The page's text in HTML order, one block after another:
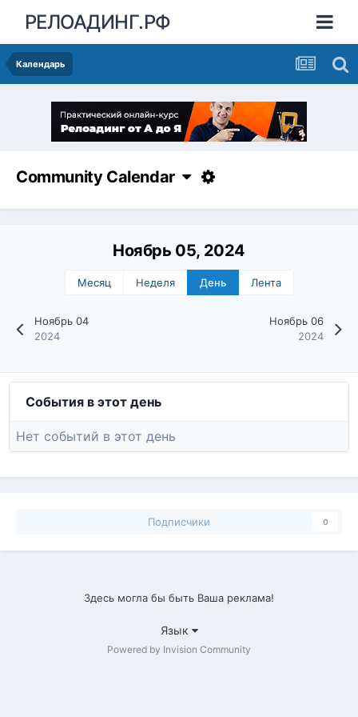
РЕЛОАДИНГ.РФ
Календарь
Community Calendar
Ноябрь 04
2024
Ноябрь 05, 2024
Месяц Неделя День Лента
Ноябрь 06
2024
События в этот день
Нет событий в этот день
Подписчики 0
Здесь могла бы быть Ваша реклама!
Язык
Powered by Invision Community